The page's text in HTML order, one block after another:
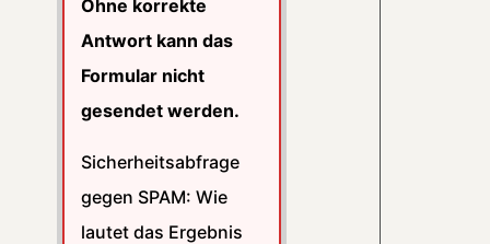
Ohne korrekte
Antwort kann das
Formular nicht
gesendet werden.
Sicherheitsabfrage
gegen SPAM: Wie
lautet das Ergebnis